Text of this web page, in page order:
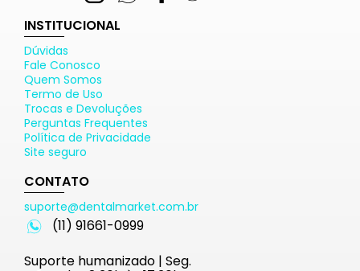
INSTITUCIONAL
Dúvidas
Fale Conosco
Quem Somos
Termo de Uso
Trocas e Devoluções
Perguntas Frequentes
Política de Privacidade
Site seguro
CONTATO
suporte@dentalmarket.com.br
(11) 91661-0999
Suporte humanizado | Seg.